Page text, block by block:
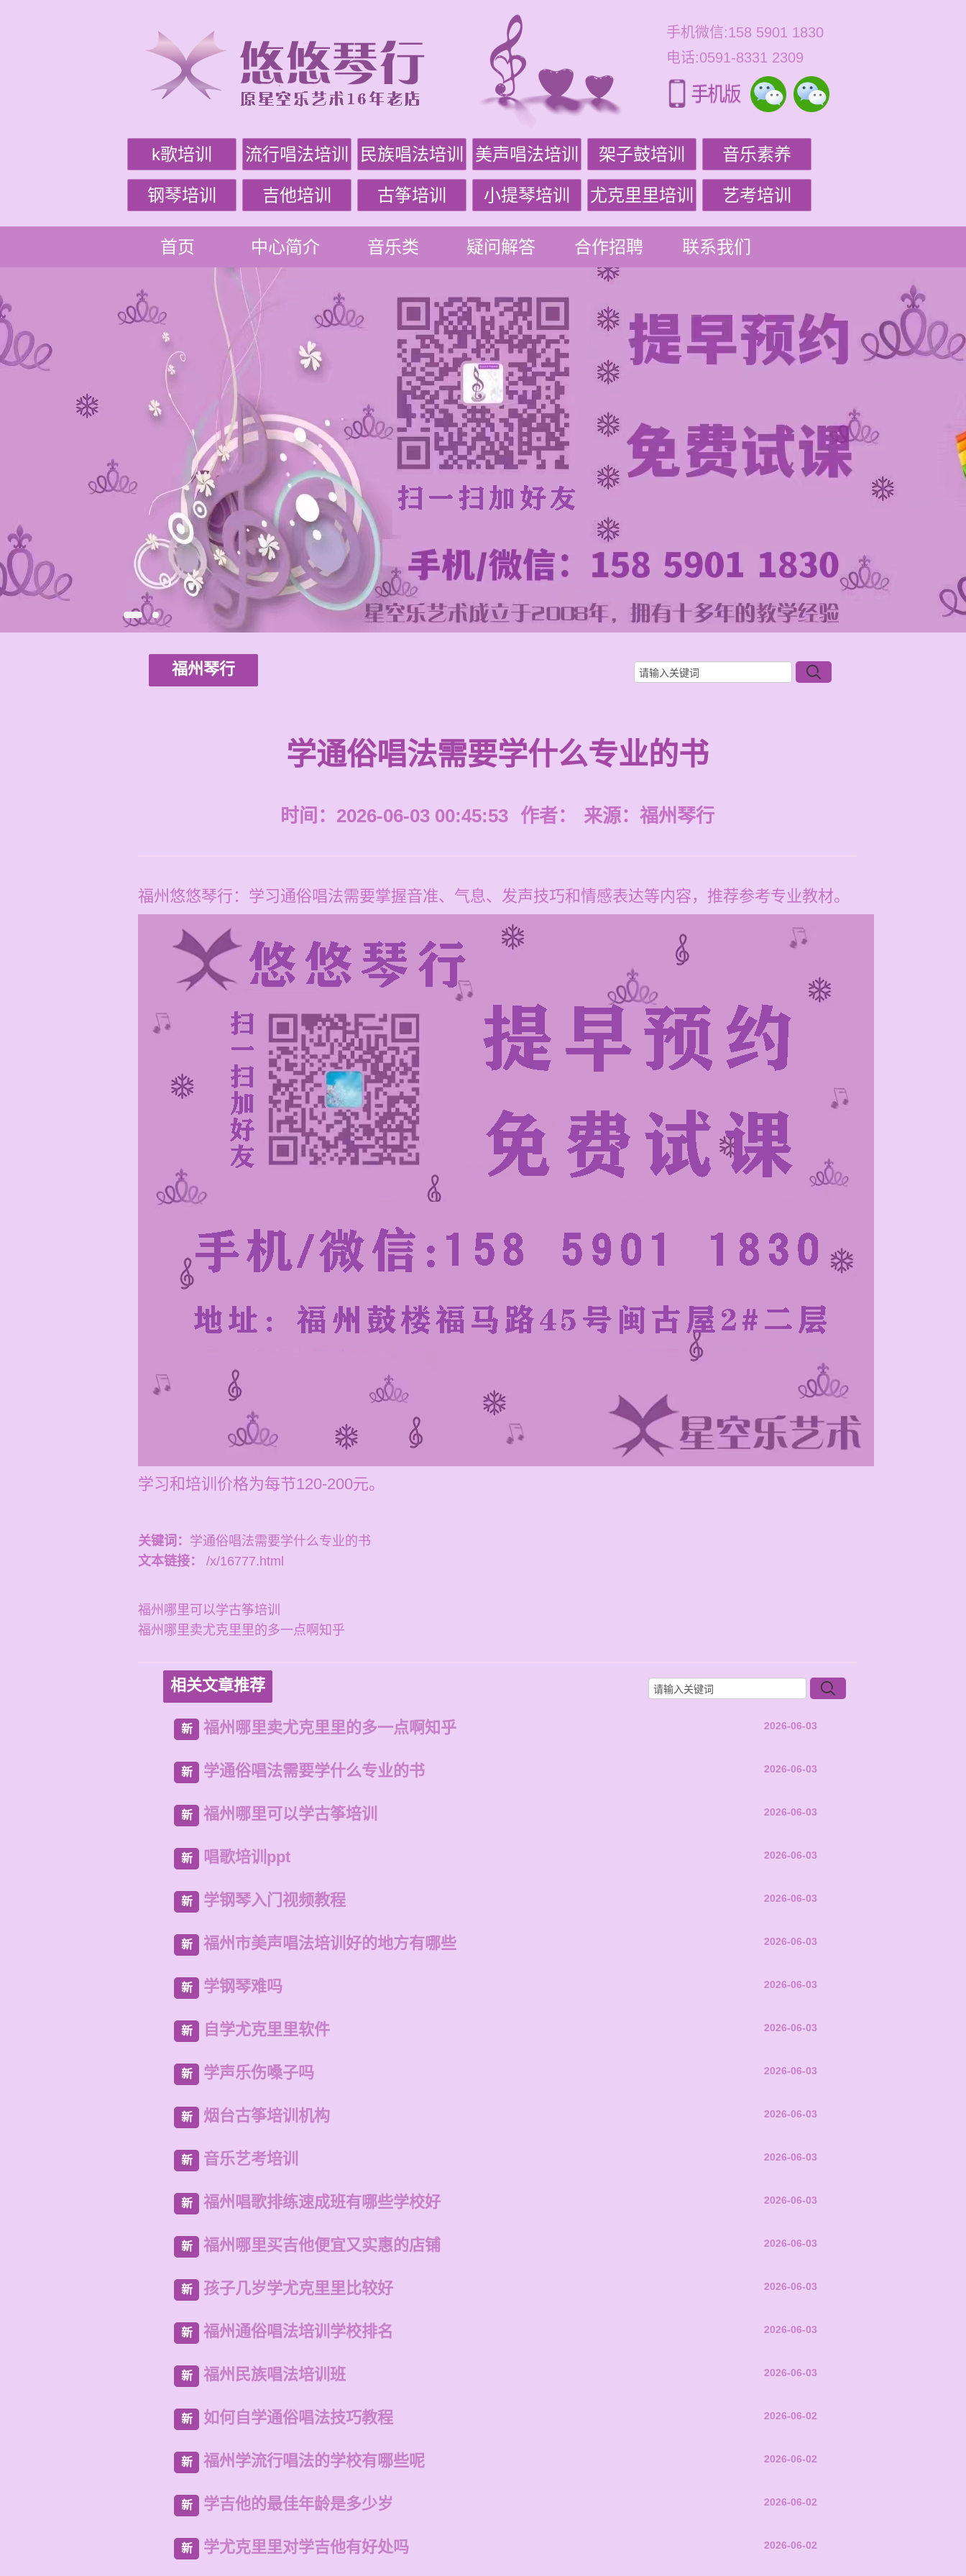
手机微信:158 5901 1830
电话:0591-8331 2309
k歌培训 流行唱法培训 民族唱法培训 美声唱法培训 架子鼓培训 音乐素养
钢琴培训 吉他培训 古筝培训 小提琴培训 尤克里里培训 艺考培训
首页 中心简介 音乐类 疑问解答 合作招聘 联系我们
福州琴行
学通俗唱法需要学什么专业的书
时间：2026-06-03 00:45:53 作者： 来源： 福州琴行
福州悠悠琴行：学习通俗唱法需要掌握音准、气息、发声技巧和情感表达等内容，推荐参考专业教材。
学习和培训价格为每节120-200元。
关键词： 学通俗唱法需要学什么专业的书
文本链接：
/x/16777.html
福州哪里可以学古筝培训
福州哪里卖尤克里里的多一点啊知乎
相关文章推荐
新 福州哪里卖尤克里里的多一点啊知乎 2026-06-03
新 学通俗唱法需要学什么专业的书 2026-06-03
新 福州哪里可以学古筝培训 2026-06-03
新 唱歌培训ppt 2026-06-03
新 学钢琴入门视频教程 2026-06-03
新 福州市美声唱法培训好的地方有哪些 2026-06-03
新 学钢琴难吗 2026-06-03
新 自学尤克里里软件 2026-06-03
新 学声乐伤嗓子吗 2026-06-03
新 烟台古筝培训机构 2026-06-03
新 音乐艺考培训 2026-06-03
新 福州唱歌排练速成班有哪些学校好 2026-06-03
新 福州哪里买吉他便宜又实惠的店铺 2026-06-03
新 孩子几岁学尤克里里比较好 2026-06-03
新 福州通俗唱法培训学校排名 2026-06-03
新 福州民族唱法培训班 2026-06-03
新 如何自学通俗唱法技巧教程 2026-06-02
新 福州学流行唱法的学校有哪些呢 2026-06-02
新 学吉他的最佳年龄是多少岁 2026-06-02
新 学尤克里里对学吉他有好处吗 2026-06-02